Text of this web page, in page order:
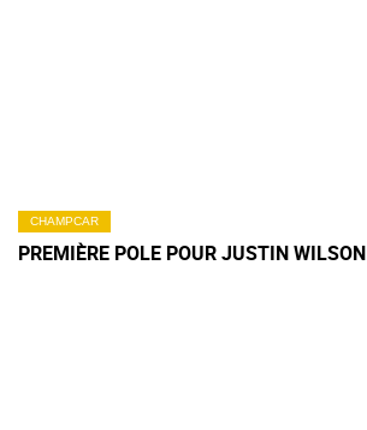
CHAMPCAR
PREMIÈRE POLE POUR JUSTIN WILSON